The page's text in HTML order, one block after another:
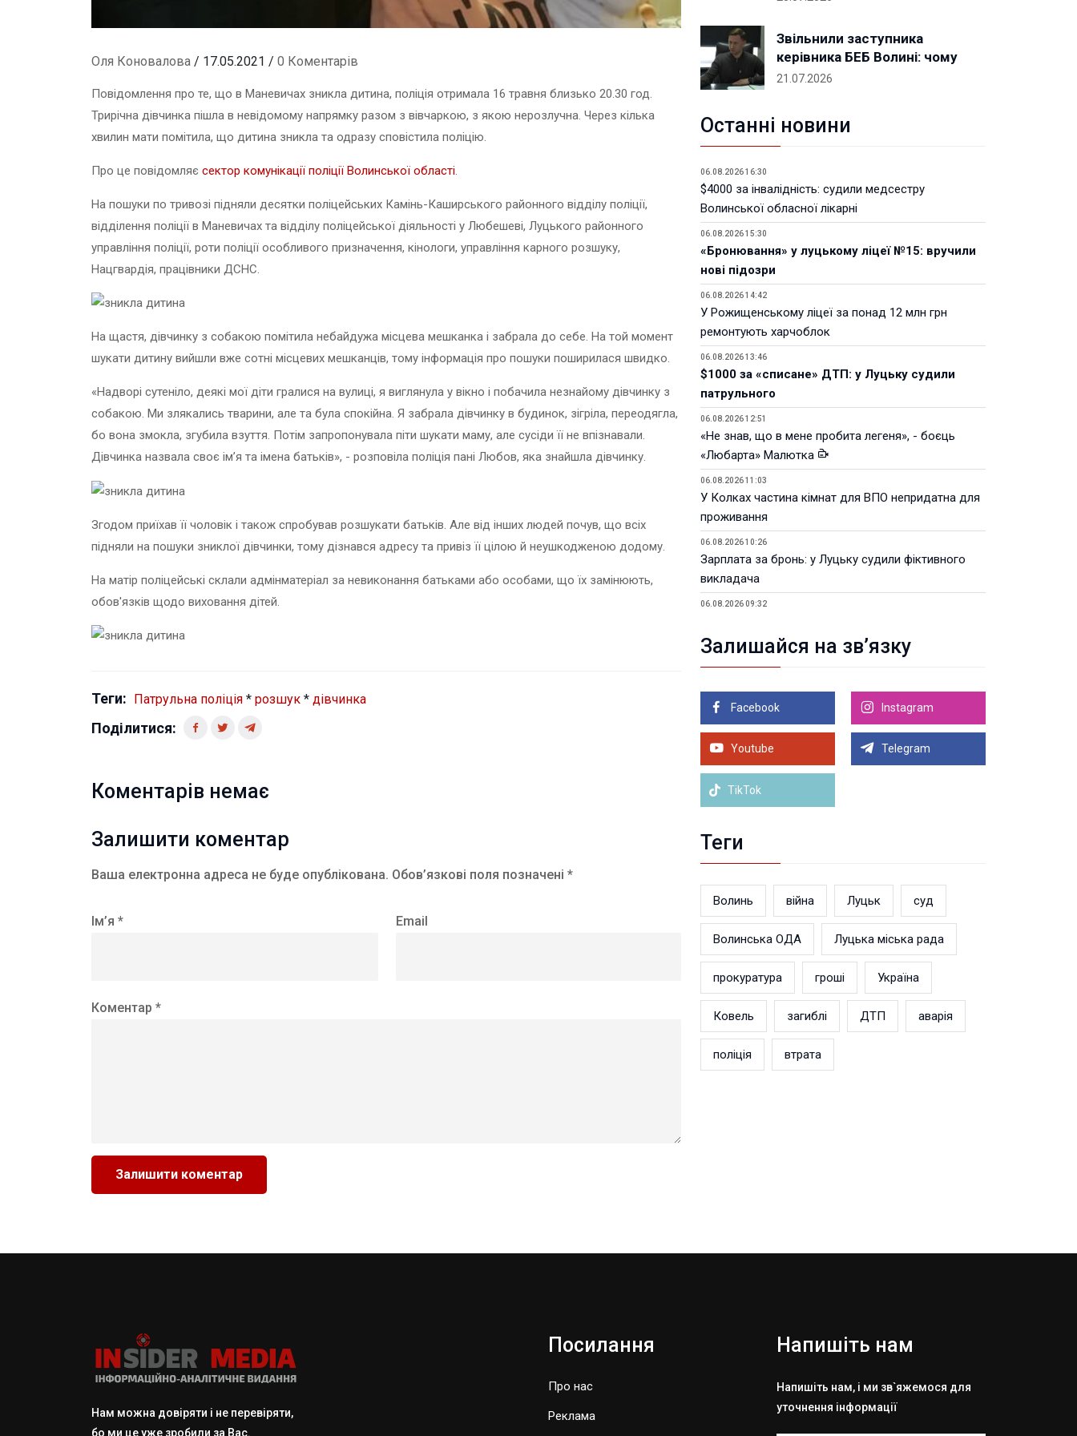
Оля Коновалова / 17.05.2021 / 0 Коментарів
Повідомлення про те, що в Маневичах зникла дитина, поліція отримала 16 травня близько 20.30 год.
Трирічна дівчинка пішла в невідомому напрямку разом з вівчаркою, з якою нерозлучна. Через кілька
хвилин мати помітила, що дитина зникла та одразу сповістила поліцію.
Про це повідомляє сектор комунікації поліції Волинської області.
На пошуки по тривозі підняли десятки поліцейських Камінь-Каширського районного відділу поліції,
відділення поліції в Маневичах та відділу поліцейської діяльності у Любешеві, Луцького районного
управління поліції, роти поліції особливого призначення, кінологи, управління карного розшуку,
Нацгвардія, працівники ДСНС.
На щастя, дівчинку з собакою помітила небайдужа місцева мешканка і забрала до себе. На той момент
шукати дитину вийшли вже сотні місцевих мешканців, тому інформація про пошуки поширилася швидко.
«Надворі сутеніло, деякі мої діти гралися на вулиці, я виглянула у вікно і побачила незнайому дівчинку з
собакою. Ми злякались тварини, але та була спокійна. Я забрала дівчинку в будинок, зігріла, переодягла,
бо вона змокла, згубила взуття. Потім запропонувала піти шукати маму, але сусіди її не впізнавали.
Дівчинка назвала своє ім’я та імена батьків», - розповіла поліція пані Любов, яка знайшла дівчинку.
Згодом приїхав її чоловік і також спробував розшукати батьків. Але від інших людей почув, що всіх
підняли на пошуки зниклої дівчинки, тому дізнався адресу та привіз її цілою й неушкодженою додому.
На матір поліцейські склали адмінматеріал за невиконання батьками або особами, що їх замінюють,
обов'язків щодо виховання дітей.
Теги: Патрульна поліція * розшук * дівчинка
Поділитися:
Коментарів немає
Залишити коментар
Ваша електронна адреса не буде опублікована. Обов’язкові поля позначені *
Ім’я * Email
Коментар *
Звільнили заступника
керівника БЕБ Волині: чому
21.07.2026
Останні новини
06.08.2026 16:30
$4000 за інвалідність: судили медсестру
Волинської обласної лікарні
06.08.2026 15:30
«Бронювання» у луцькому ліцеї №15: вручили
нові підозри
06.08.2026 14:42
У Рожищенському ліцеї за понад 12 млн грн
ремонтують харчоблок
06.08.2026 13:46
$1000 за «списане» ДТП: у Луцьку судили
патрульного
06.08.2026 12:51
«Не знав, що в мене пробита легеня», - боєць
«Любарта» Малютка
06.08.2026 11:03
У Колках частина кімнат для ВПО непридатна для
проживання
06.08.2026 10:26
Зарплата за бронь: у Луцьку судили фіктивного
викладача
06.08.2026 09:32
05.08.2026 21:18
Порівняння телеоб'єктивів Sigma Sports та Sony G-
05.08.2026 21:00
У Луцьку на 99,9% готовий новий Державний
ветеранський простір. ВІДЕО
Більше новин
Залишайся на зв’язку
Facebook Instagram
Youtube Telegram
TikTok
Теги
Волинь війна Луцьк суд
Волинська ОДА Луцька міська рада
прокуратура гроші Україна
Ковель загиблі ДТП аварія
поліція втрата
Нам можна довіряти і не перевіряти,
бо ми це уже зробили за Вас.
Посилання
Про нас
Реклама
Напишіть нам
Напишіть нам, і ми зв`яжемося для
уточнення інформації